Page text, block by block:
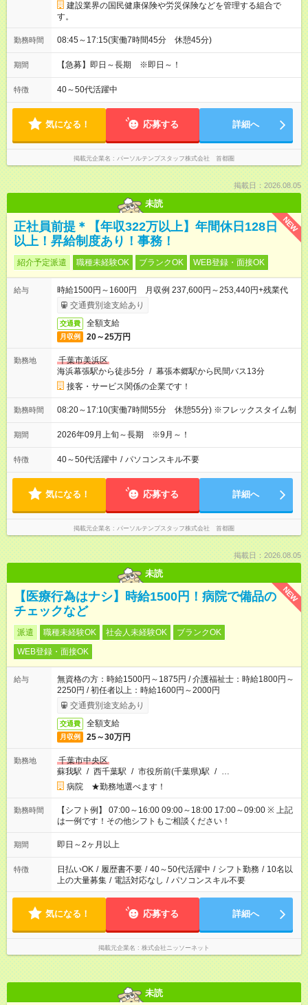
建設業界の国民健康保険や労災保険などを管理する組合で
す。
勤務時間 08:45～17:15(実働7時間45分 休憩45分)
期間 【急募】即日～長期 ※即日～！
特徴 40～50代活躍中
気になる！ 応募する 詳細へ
掲載元企業名 パーソルテンプスタッフ株式会社 首都圏
掲載日：2026.08.05
未読
NEW
正社員前提＊【年収322万以上】年間休日128日
以上！昇給制度あり！事務！
紹介予定派遣 職種未経験OK ブランクOK WEB登録・面接OK
給与
時給1500円～1600円 月収例 237,600円～253,440円+残業代
交通費別途支給あり
交通費 全額支給
月収例 20～25万円
勤務地
千葉市美浜区
海浜幕張駅から徒歩5分 / 幕張本郷駅から民間バス13分
接客・サービス関係の企業です！
勤務時間 08:20～17:10(実働7時間55分 休憩55分) ※フレックスタイム制
期間 2026年09月上旬～長期 ※9月～！
特徴 40～50代活躍中 / パソコンスキル不要
気になる！ 応募する 詳細へ
掲載元企業名 パーソルテンプスタッフ株式会社 首都圏
掲載日：2026.08.05
未読
NEW
【医療行為はナシ】時給1500円！病院で備品の
チェックなど
派遣 職種未経験OK 社会人未経験OK
ブランクOK
WEB登録・面接OK
給与
無資格の方：時給1500円～1875円 / 介護福祉士：時給1800円～
2250円 / 初任者以上：時給1600円～2000円
交通費別途支給あり
交通費 全額支給
月収例 25～30万円
勤務地
千葉市中央区
蘇我駅 / 西千葉駅 / 市役所前(千葉県)駅 / …
病院 ★勤務地選べます！
勤務時間
【シフト例】 07:00～16:00 09:00～18:00 17:00～09:00 ※ 上記
は一例です！その他シフトもご相談ください！
期間 即日～2ヶ月以上
特徴 日払いOK / 履歴書不要 / 40～50代活躍中 / シフト勤務 / 10名以
上の大量募集 / 電話対応なし / パソコンスキル不要
気になる！ 応募する 詳細へ
掲載元企業名 株式会社ニッソーネット
未読